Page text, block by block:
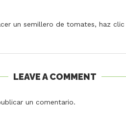
un semillero de tomates, haz
LEAVE A COMMENT
un comentario.